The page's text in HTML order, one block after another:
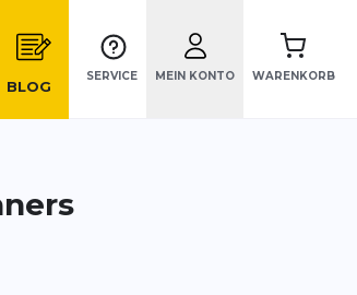
BLOG
SERVICE MEIN KONTO WARENKORB